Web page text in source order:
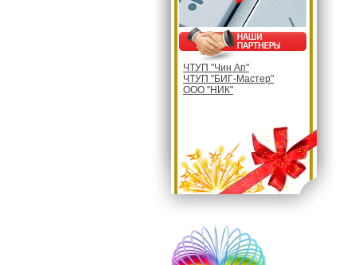
ЧТУП "Чин Ап"
ЧТУП "БИГ-Мастер"
ООО "НИК"